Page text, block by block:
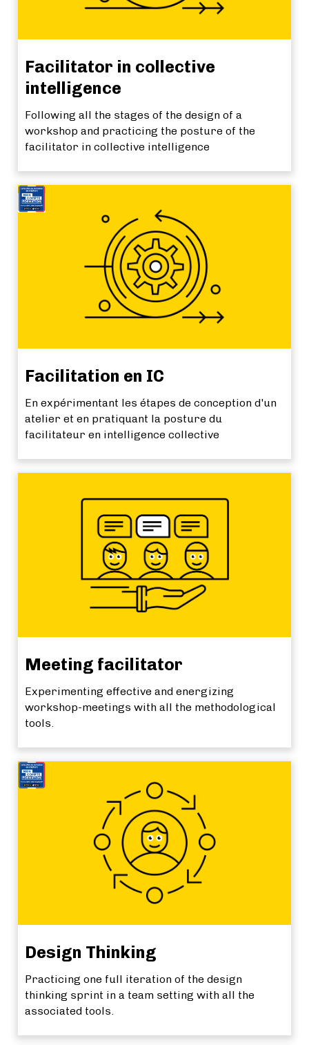
Facilitator in collective
intelligence
Following all the stages of the design of a
workshop and practicing the posture of the
facilitator in collective intelligence
TOP
Facilitation en IC
En expérimentant les étapes de conception d'un
atelier et en pratiquant la posture du
facilitateur en intelligence collective
Meeting facilitator
Experimenting effective and energizing
workshop-meetings with all the methodological
tools.
Design Thinking
Practicing one full iteration of the design
thinking sprint in a team setting with all the
associated tools.